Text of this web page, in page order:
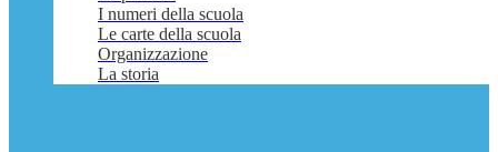
I numeri della scuola
Le carte della scuola
Organizzazione
La storia